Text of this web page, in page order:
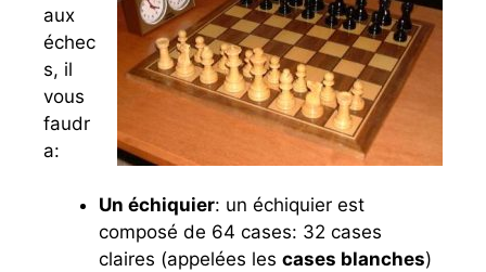
aux
échec
s, il
vous
faudr
a:
Un échiquier: un échiquier est
composé de 64 cases: 32 cases
claires (appelées les cases blanches)